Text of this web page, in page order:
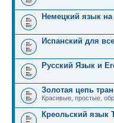
Немецкий язык
Испанский для
Русский Язык и
Золотая цепь
Красивые, простые,
Креольский язык